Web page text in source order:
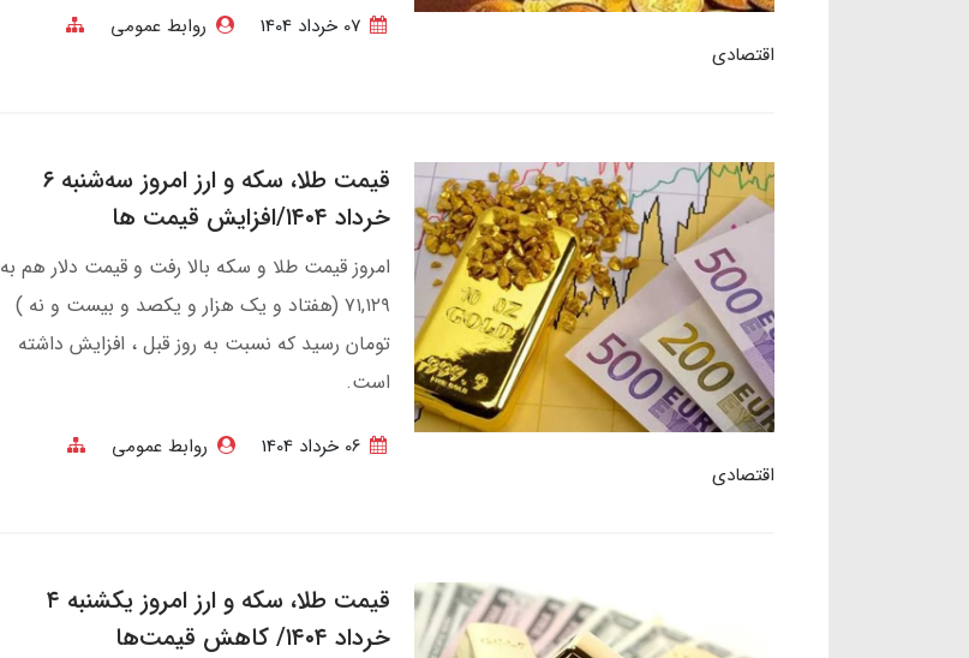
روابط عمومی
اقتصادی
قیمت طلا، سکه و ارز امروز سه‌شنبه ۶
خرداد ۱۴۰۴/افزایش قیمت ها
امروز قیمت طلا و سکه بالا رفت و قیمت دلار هم به
۷۱,۱۲۹ (هفتاد و یک هزار و یکصد و بیست و نه )
تومان رسید که نسبت به روز قبل ، افزایش داشته
است.
روابط عمومی
اقتصادی
قیمت طلا، سکه و ارز امروز یکشنبه ۴
خرداد ۱۴۰۴/ کاهش قیمت‌ها